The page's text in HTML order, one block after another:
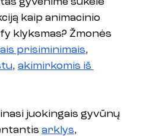
kaip animacinio
klyksmas? Žmonės
prisiminimais,
, akimirkomis iš
juokingais gyvūnų
arklys,